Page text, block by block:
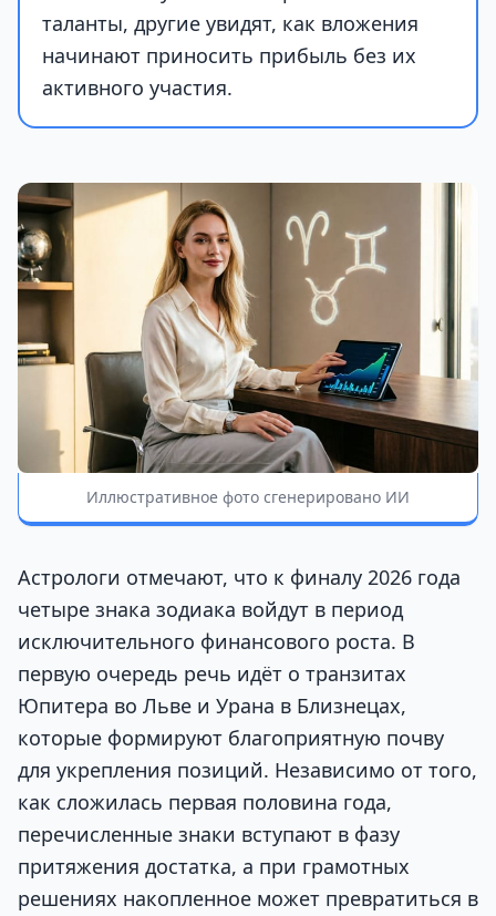
таланты, другие увидят, как вложения
начинают приносить прибыль без их
активного участия.
Иллюстративное фото сгенерировано ИИ
Астрологи отмечают, что к финалу 2026 года
четыре знака зодиака войдут в период
исключительного финансового роста. В
первую очередь речь идёт о транзитах
Юпитера во Льве и Урана в Близнецах,
которые формируют благоприятную почву
для укрепления позиций. Независимо от того,
как сложилась первая половина года,
перечисленные знаки вступают в фазу
притяжения достатка, а при грамотных
решениях накопленное может превратиться в